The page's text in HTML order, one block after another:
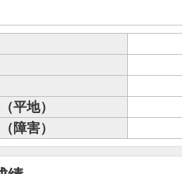
平地）
障害）